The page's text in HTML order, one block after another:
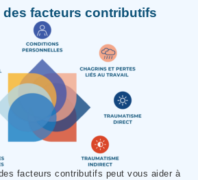
des facteurs contributifs
facteurs contributifs peut vous aider à